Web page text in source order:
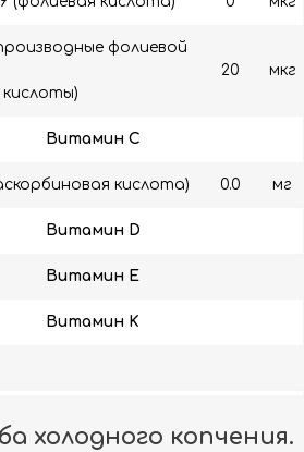
фолиевой
кислоты)
20 мкг
Витамин C
кислота) 0.0 мг
Витамин D
Витамин E
Витамин K
холодного копчения.